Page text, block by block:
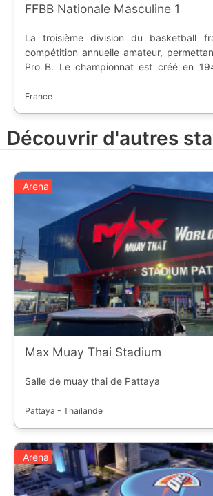
FFBB Nationale Masculine 1
La troisième division du basketball
compétition annuelle amateur,
Pro B. Le championnat est créé en
France
Découvrir d'autres
Arena
Max Muay Thai Stadium
Salle de muay thai de Pattaya
Pattaya - Thaïlande
Arena